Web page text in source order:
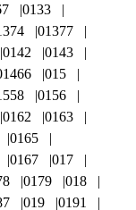
0133
01377
0142
0143
015
0156
0162
0163
0165
0167
017
0179
018
019 0191